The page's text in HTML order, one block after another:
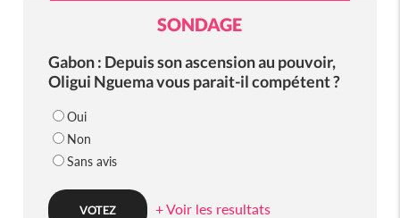
SONDAGE
Gabon : Depuis son ascension au pouvoir,
Oligui Nguema vous parait-il compétent ?
Oui
Non
Sans avis
+ Voir les resultats